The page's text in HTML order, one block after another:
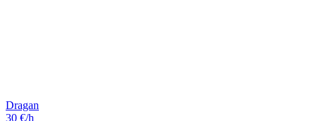
Dragan
30 €/h